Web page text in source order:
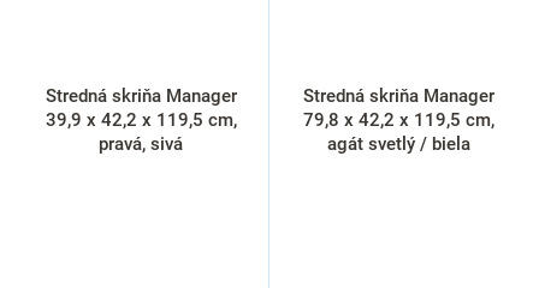
Stredná skriňa Manager
39,9 x 42,2 x 119,5 cm,
pravá, sivá
Stredná skriňa Manager
79,8 x 42,2 x 119,5 cm,
agát svetlý / biela